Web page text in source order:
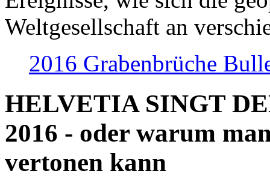
Weltgesellschaft an
2016 Grabenbrüche
HELVETIA SINGT
2016 - oder warum
vertonen kann